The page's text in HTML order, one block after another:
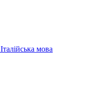
Італійська мова